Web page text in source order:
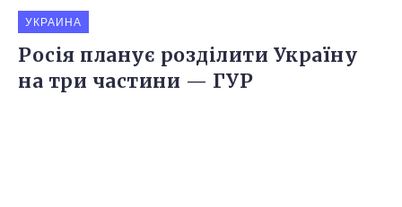
УКРАИНА
Росія планує розділити Україну
на три частини — ГУР